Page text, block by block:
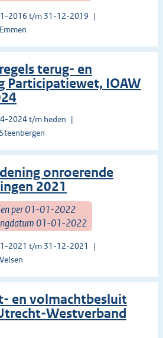
2016 t/m 31-12-2019
terug- en
Participatiewet, IOAW
2024 t/m heden
onroerende
2021
per 01-01-2022
01-01-2022
2021 t/m 31-12-2021
en volmachtbesluit
Westverband